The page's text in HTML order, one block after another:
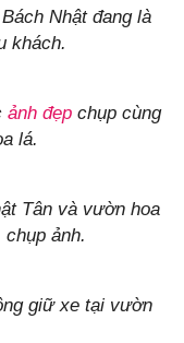
Nhật đang là
khách.
ảnh đẹpchụp cùng
lá.
Tân và vườn hoa
ảnh.
giữ xe tại vườn